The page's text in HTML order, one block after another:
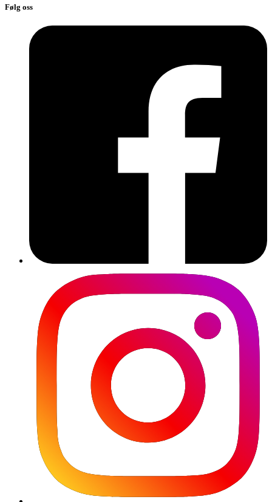
Følg oss